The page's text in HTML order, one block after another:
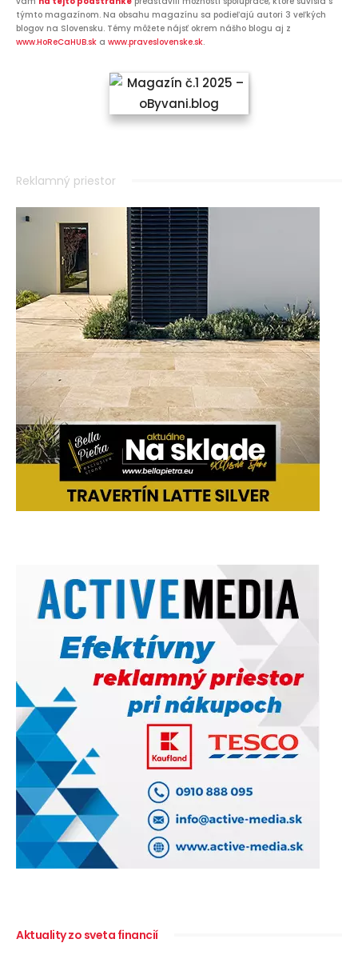
týmto magazínom. Na obsahu magazínu sa podieľajú autori 3 veľkých
blogov na Slovensku. Témy môžete nájsť okrem nášho blogu aj z
www.HoReCaHUB.sk a www.praveslovenske.sk.
Reklamný priestor
Aktuality zo sveta financií